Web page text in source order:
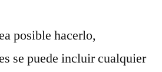
posible hacerlo,
se puede incluir cualquier